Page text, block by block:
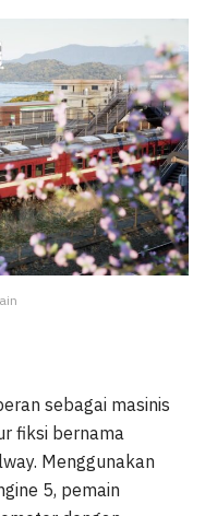
sebagai masinis
fiksi bernama
Menggunakan
5, pemain